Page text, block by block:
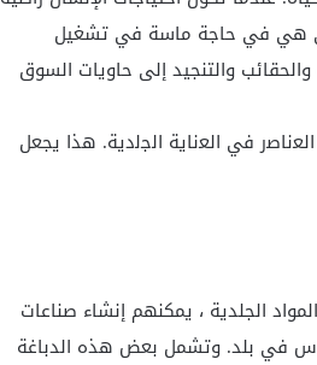
هي في حاجة ماسة في تشغيل
والتنجيد إلى حاويات السوق
ﻓﻲ اﻟﻌﻧﺎﯾﺔ اﻟﺟﻟدﯾﺔ. هذا يجعل
الجلدية ، يمكنهم إنشاء صناعات
في بلد. وتشمل بعض هذه الدباغة